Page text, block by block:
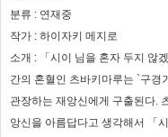
분류 : 연재중
작가 : 하이자키 메지로
소개 :
「시이 님을 혼자 두지 않겠어
간의 혼혈인 츠바키마루는 `구경
관장하는 재앙신에게 구출된다.
앙신을 아름답다고 생각해서 「